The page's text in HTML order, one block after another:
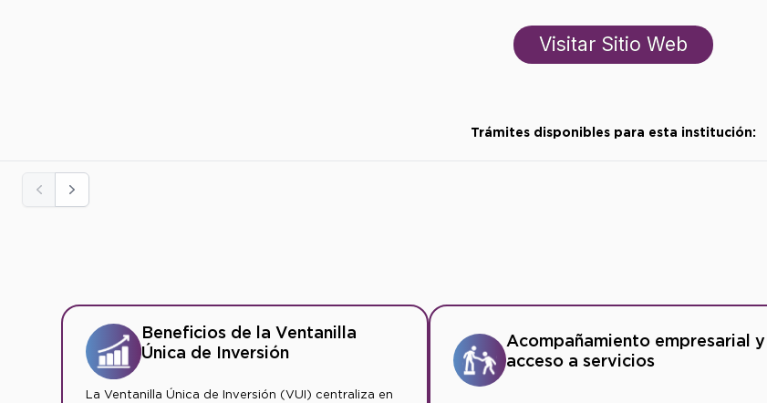
Visitar Sitio Web
Trámites disponibles para esta institución:
PreviosSiguiente
Beneficios de la Ventanilla
Única de Inversión
La Ventanilla Única de Inversión (VUI) centraliza en
Acompañamiento empresarial y
acceso a servicios